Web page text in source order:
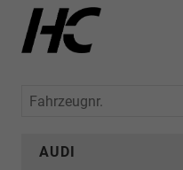
Fahrzeugnr.
AUDI